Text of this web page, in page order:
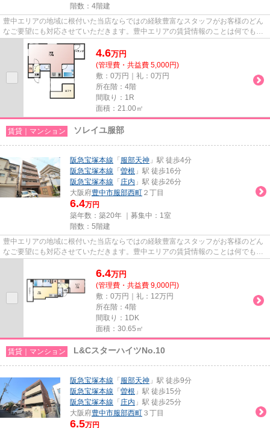
階数：4階建
豊中エリアの地域に根付いた当店ならではの経験豊富なスタッフがお客様のどん
なご要望にも対応させていただきます。豊中エリアの賃貸情報のことは何でもお
気軽にご相談ください。一生...
4.6万円
(管理費・共益費 5,000円)
敷：0万円｜礼：0万円
所在階：4階
間取り：1R
面積：21.00㎡
賃貸｜マンション ソレイユ服部
阪急宝塚本線 「 服部天神 」駅 徒歩4分
阪急宝塚本線 「 曽根 」駅 徒歩16分
阪急宝塚本線 「 庄内 」駅 徒歩26分
大阪府豊中市服部西町 ２丁目
6.4万円
築年数：築20年 ｜募集中： 1室
階数：5階建
豊中エリアの地域に根付いた当店ならではの経験豊富なスタッフがお客様のどん
なご要望にも対応させていただきます。豊中エリアの賃貸情報のことは何でもお
6.4万円
(管理費・共益費 9,000円)
敷：0万円｜礼：12万円
所在階：4階
間取り：1DK
面積：30.65㎡
賃貸｜マンション L&CスターハイツNo.10
阪急宝塚本線 「 服部天神 」駅 徒歩9分
阪急宝塚本線 「 曽根 」駅 徒歩15分
阪急宝塚本線 「 庄内 」駅 徒歩25分
大阪府豊中市服部西町 ３丁目
6.5万円